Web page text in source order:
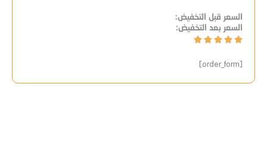
السعر قبل التخفيض:
السعر بعد التخفيض:





Rated
[order_form]